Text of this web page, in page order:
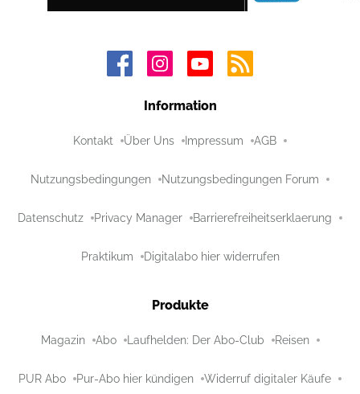
Information
Kontakt Über Uns Impressum AGB
Nutzungsbedingungen Nutzungsbedingungen Forum
Datenschutz Privacy Manager Barrierefreiheitserklaerung
Praktikum Digitalabo hier widerrufen
Produkte
Magazin Abo Laufhelden: Der Abo-Club Reisen
PUR Abo Pur-Abo hier kündigen Widerruf digitaler Käufe